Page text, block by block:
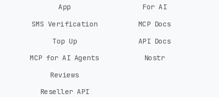
App
SMS Verification
Top Up
MCP for AI Agents
Reviews
Reseller API
For AI
MCP Docs
API Docs
Nostr